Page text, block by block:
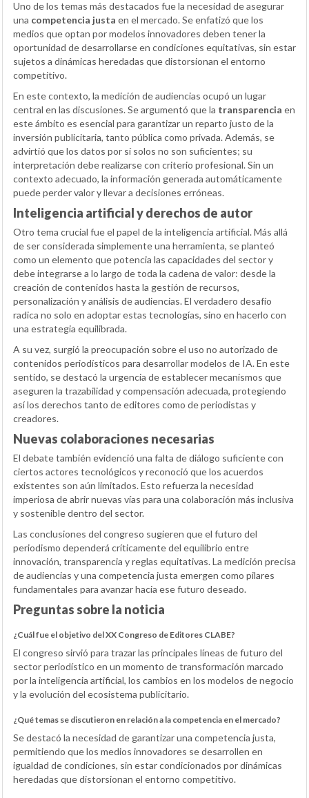
Uno de los temas más destacados fue la necesidad de asegurar
una competencia justa en el mercado. Se enfatizó que los
medios que optan por modelos innovadores deben tener la
oportunidad de desarrollarse en condiciones equitativas, sin estar
sujetos a dinámicas heredadas que distorsionan el entorno
competitivo.
En este contexto, la medición de audiencias ocupó un lugar
central en las discusiones. Se argumentó que la transparencia en
este ámbito es esencial para garantizar un reparto justo de la
inversión publicitaria, tanto pública como privada. Además, se
advirtió que los datos por sí solos no son suficientes; su
interpretación debe realizarse con criterio profesional. Sin un
contexto adecuado, la información generada automáticamente
puede perder valor y llevar a decisiones erróneas.
Inteligencia artificial y derechos de autor
Otro tema crucial fue el papel de la inteligencia artificial. Más allá
de ser considerada simplemente una herramienta, se planteó
como un elemento que potencia las capacidades del sector y
debe integrarse a lo largo de toda la cadena de valor: desde la
creación de contenidos hasta la gestión de recursos,
personalización y análisis de audiencias. El verdadero desafío
radica no solo en adoptar estas tecnologías, sino en hacerlo con
una estrategia equilibrada.
A su vez, surgió la preocupación sobre el uso no autorizado de
contenidos periodísticos para desarrollar modelos de IA. En este
sentido, se destacó la urgencia de establecer mecanismos que
aseguren la trazabilidad y compensación adecuada, protegiendo
así los derechos tanto de editores como de periodistas y
creadores.
Nuevas colaboraciones necesarias
El debate también evidenció una falta de diálogo suficiente con
ciertos actores tecnológicos y reconoció que los acuerdos
existentes son aún limitados. Esto refuerza la necesidad
imperiosa de abrir nuevas vías para una colaboración más inclusiva
y sostenible dentro del sector.
Las conclusiones del congreso sugieren que el futuro del
periodismo dependerá críticamente del equilibrio entre
innovación, transparencia y reglas equitativas. La medición precisa
de audiencias y una competencia justa emergen como pilares
fundamentales para avanzar hacia ese futuro deseado.
Preguntas sobre la noticia
¿Cuál fue el objetivo del XX Congreso de Editores CLABE?
El congreso sirvió para trazar las principales líneas de futuro del
sector periodístico en un momento de transformación marcado
por la inteligencia artificial, los cambios en los modelos de negocio
y la evolución del ecosistema publicitario.
¿Qué temas se discutieron en relación a la competencia en el mercado?
Se destacó la necesidad de garantizar una competencia justa,
permitiendo que los medios innovadores se desarrollen en
igualdad de condiciones, sin estar condicionados por dinámicas
heredadas que distorsionan el entorno competitivo.